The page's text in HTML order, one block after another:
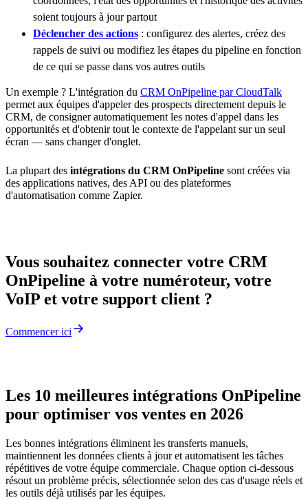
soient toujours à jour partout
Déclencher des actions : configurez des alertes, créez des
rappels de suivi ou modifiez les étapes du pipeline en fonction
de ce qui se passe dans vos autres outils
Un exemple ? L'intégration du CRM OnPipeline par CloudTalk
permet aux équipes d'appeler des prospects directement depuis le
CRM, de consigner automatiquement les notes d'appel dans les
opportunités et d'obtenir tout le contexte de l'appelant sur un seul
écran — sans changer d'onglet.
La plupart des intégrations du CRM OnPipeline sont créées via
des applications natives, des API ou des plateformes
d'automatisation comme Zapier.
Vous souhaitez connecter votre CRM
OnPipeline à votre numéroteur, votre
VoIP et votre support client ?
Commencer ici
Les 10 meilleures intégrations OnPipeline
pour optimiser vos ventes en 2026
Les bonnes intégrations éliminent les transferts manuels,
maintiennent les données clients à jour et automatisent les tâches
répétitives de votre équipe commerciale. Chaque option ci-dessous
résout un problème précis, sélectionnée selon des cas d'usage réels et
les outils déjà utilisés par les équipes.